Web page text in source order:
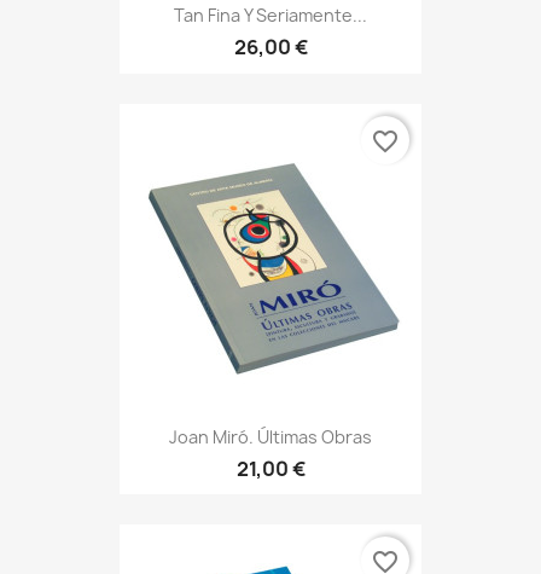
Tan Fina Y Seriamente...
26,00 €
Joan Miró. Últimas Obras
21,00 €
favorite_border
favorite_border